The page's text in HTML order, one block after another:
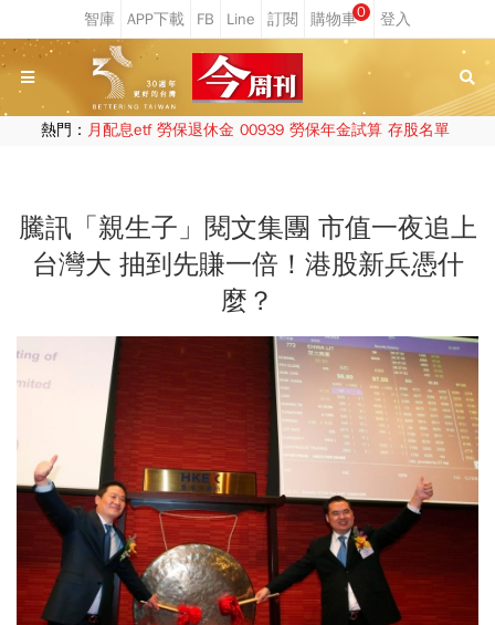
0
熱門： 月配息etf 勞保退休金 00939 勞保年金試算 存股名單
騰訊「親生子」閱文集團 市值一夜追上
台灣大 抽到先賺一倍！港股新兵憑什
麼？